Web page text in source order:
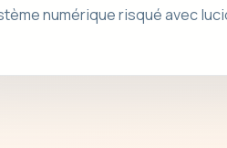
numérique risqué avec